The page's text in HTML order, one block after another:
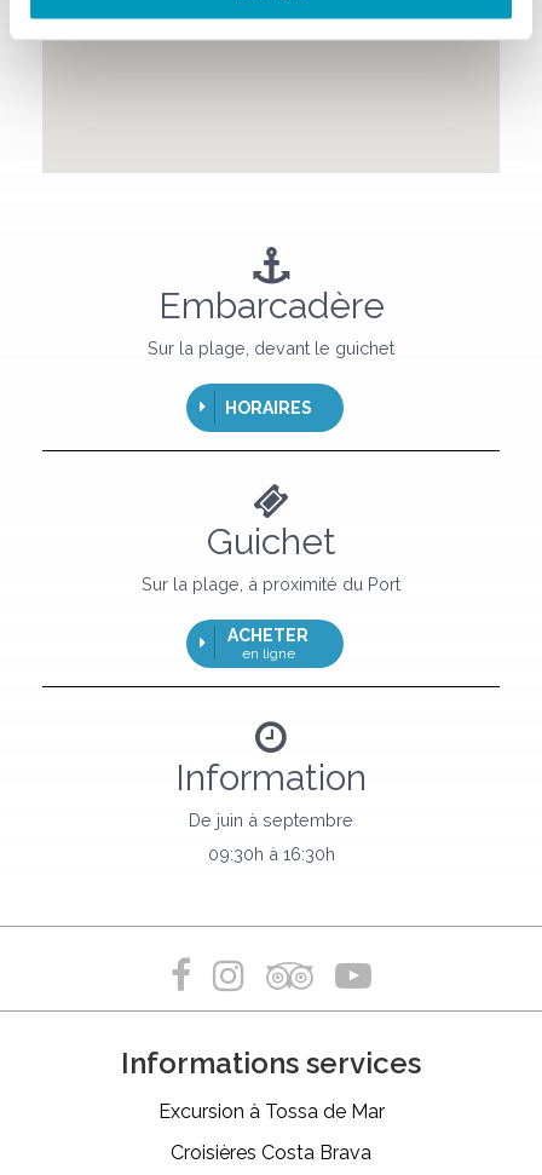
Embarcadère
Sur la plage, devant le guichet
HORAIRES
Guichet
Sur la plage, à proximité du Port
ACHETER
en ligne
Information
De juin à septembre
09:30h à 16:30h
Informations services
Excursion à Tossa de Mar
Croisières Costa Brava